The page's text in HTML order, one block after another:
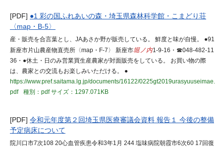
[PDF] ●1 彩の国ふれあいの森・埼玉県森林科学館・こまどり荘
〈map・B-5〉
産・販売を合言葉とし、JAあさか野が販売している。 鮮度と味が自慢。 ●91
新座市片山農産物直売所〈map・F-7〉 新座市堀ノ内1-9-16・☎048-482-11
36・●休土・日のみ営業買生産農家が対面販売をしている。 お買い物の際
は、農家との交流もお楽しみいただける。 ●
https://www.pref.saitama.lg.jp/documents/16122/0225gt2019urasyuuseimae.
pdf
種別：pdfサイズ：1297.071KB
[PDF] 令和元年度第２回埼玉県医療審議会資料 報告１ 今後の整備
予定病床について
院川口市7次108 20心血管疾患令和3年1月 244 塩味病院朝霞市6次60 17回復